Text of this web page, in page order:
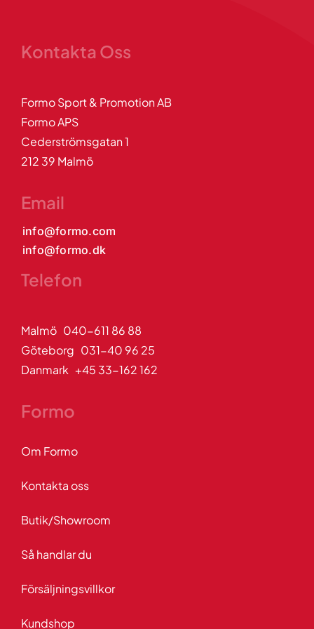
Kontakta Oss
Formo Sport & Promotion AB
Formo APS
Cederströmsgatan 1
212 39 Malmö
Email
info@formo.com
info@formo.dk
Telefon
Malmö 040-611 86 88
Göteborg 031-40 96 25
Danmark +45 33-162 162
Formo
Om Formo
Kontakta oss
Butik/Showroom
Så handlar du
Försäljningsvillkor
Kundshop